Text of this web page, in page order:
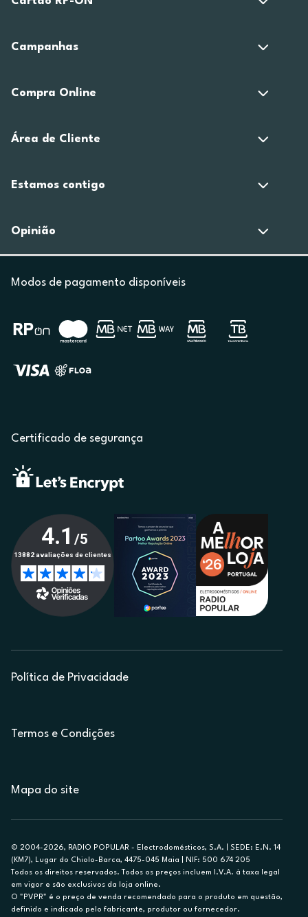
Campanhas
Compra Online
Área de Cliente
Estamos contigo
Opinião
Modos de pagamento disponíveis
Certificado de segurança
Política de Privacidade
Termos e Condições
Mapa do site
© 2004-2026, RADIO POPULAR - Electrodomésticos, S.A. | SEDE: E.N. 14
(KM7), Lugar do Chiolo-Barca, 4475-045 Maia | NIF: 500 674 205
Todos os direitos reservados. Todos os preços incluem I.V.A. à taxa legal
em vigor e são exclusivos da loja online.
O "PVPR" é o preço de venda recomendado para o produto em questão,
definido e indicado pelo fabricante, produtor ou fornecedor.